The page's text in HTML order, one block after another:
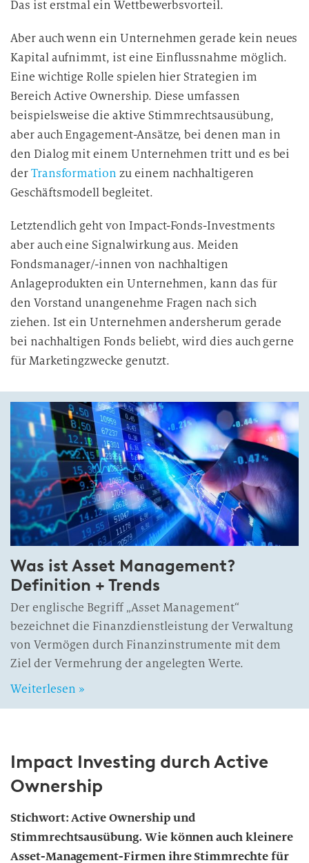
Das ist erstmal ein Wettbewerbsvorteil.
Aber auch wenn ein Unternehmen gerade kein neues
Kapital aufnimmt, ist eine Einflussnahme möglich.
Eine wichtige Rolle spielen hier Strategien im
Bereich Active Ownership. Diese umfassen
beispielsweise die aktive Stimmrechtsausübung,
aber auch Engagement-Ansätze, bei denen man in
den Dialog mit einem Unternehmen tritt und es bei
derTransformation zu einem nachhaltigeren
Geschäftsmodell begleitet.
Letztendlich geht von Impact-Fonds-Investments
aber auch eine Signalwirkung aus. Meiden
Fondsmanager/-innen von nachhaltigen
Anlageprodukten ein Unternehmen, kann das für
den Vorstand unangenehme Fragen nach sich
ziehen. Ist ein Unternehmen andersherum gerade
bei nachhaltigen Fonds beliebt, wird dies auch gerne
für Marketingzwecke genutzt.
Was ist Asset Management?
Definition + Trends
Der englische Begriff „Asset Management“
bezeichnet die Finanzdienstleistung der Verwaltung
von Vermögen durch Finanzinstrumente mit dem
Ziel der Vermehrung der angelegten Werte.
Weiterlesen »
Impact Investing durch Active
Ownership
Stichwort: Active Ownership und
Stimmrechtsausübung. Wie können auch kleinere
Asset-Management-Firmen ihre Stimmrechte für